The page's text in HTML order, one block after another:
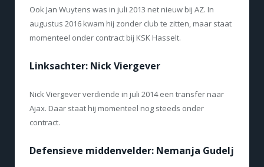
Ook Jan Wuytens was in juli 2013 net nieuw bij AZ. In
augustus 2016 kwam hij zonder club te zitten, maar staat
momenteel onder contract bij KSK Hasselt.
Linksachter: Nick Viergever
Nick Viergever verdiende in juli 2014 een transfer naar
Ajax. Daar staat hij momenteel nog steeds onder
contract.
Defensieve middenvelder: Nemanja Gudelj